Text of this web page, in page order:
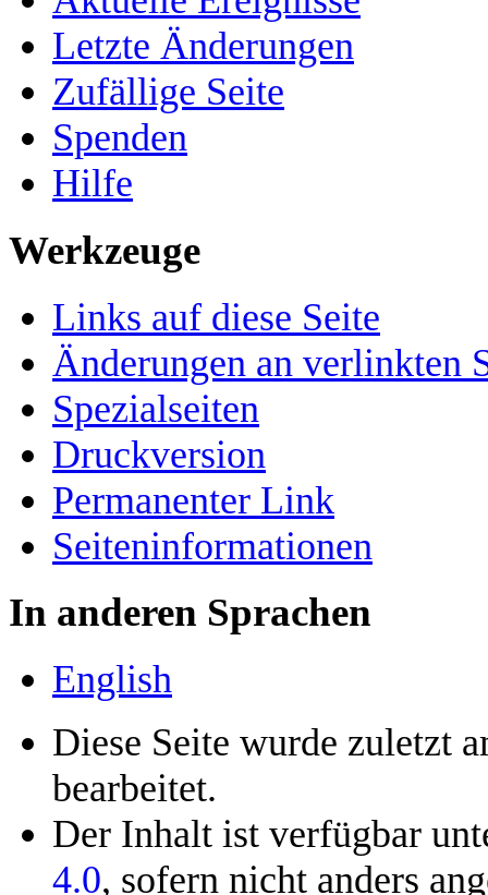
Letzte Änderungen
Zufällige Seite
Spenden
Hilfe
Werkzeuge
Links auf diese Seite
Änderungen an verlinkten
Spezialseiten
Druckversion
Permanenter Link
Seiten­­informationen
In anderen Sprachen
English
Diese Seite wurde zuletzt
bearbeitet.
Der Inhalt ist verfügbar
4.0, sofern nicht anders